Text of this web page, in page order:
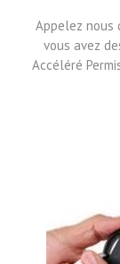
Appelez nous
vous avez
Accéléré